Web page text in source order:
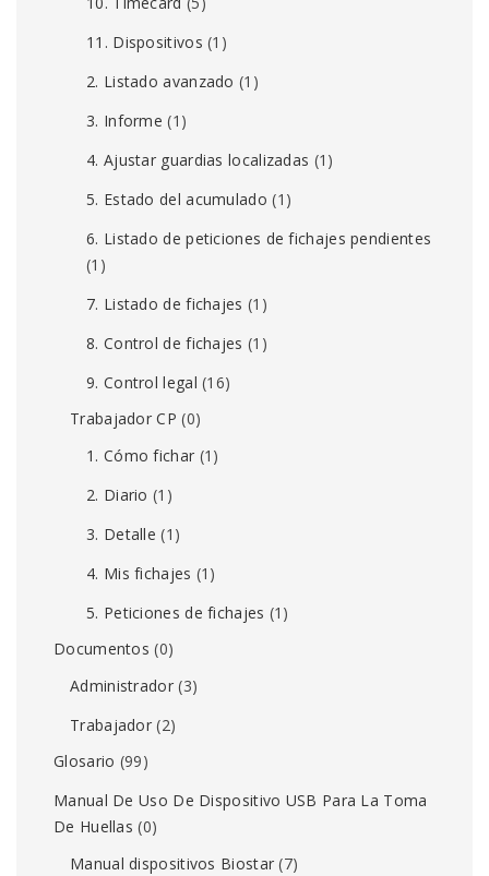
11. Dispositivos (1)
2. Listado avanzado (1)
3. Informe (1)
4. Ajustar guardias localizadas (1)
5. Estado del acumulado (1)
6. Listado de peticiones de fichajes pendientes
(1)
7. Listado de fichajes (1)
8. Control de fichajes (1)
9. Control legal (16)
Trabajador CP (0)
1. Cómo fichar (1)
2. Diario (1)
3. Detalle (1)
4. Mis fichajes (1)
5. Peticiones de fichajes (1)
Documentos (0)
Administrador(3)
Trabajador (2)
Glosario (99)
Manual De Uso De Dispositivo USB Para La Toma
De Huellas (0)
Manual dispositivos Biostar (7)